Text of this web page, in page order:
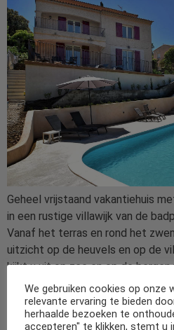
Geheel vrijstaand vakantiehuis
in een rustige villawijk van de
Vanaf het terras en rond het
uitzicht op de heuvels en op de
kijkt u uit op zee en op de bergen
goed ingerichte villa is verdeeld
voor een groter gezelschap. Het
gefilterd d.m.v. elektrolyse van
We gebruiken cookies op onze
relevante ervaring te bieden
herhaalde bezoeken te
accepteren" te klikken, stemt u